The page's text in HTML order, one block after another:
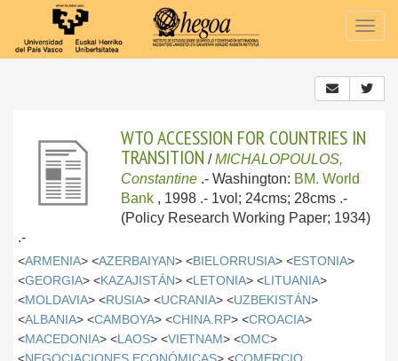
WTO ACCESSION FOR COUNTRIES IN
TRANSITION /MICHALOPOULOS,
Constantine .- Washington: BM. World
Bank , 1998 .- 1vol; 24cms; 28cms .-
(Policy Research Working Paper; 1934)
.-
<ARMENIA> <AZERBAIYAN> <BIELORRUSIA> <ESTONIA>
<GEORGIA> <KAZAJISTÁN> <LETONIA> <LITUANIA>
<MOLDAVIA> <RUSIA> <UCRANIA> <UZBEKISTÁN>
<ALBANIA> <CAMBOYA> <CHINA.RP> <CROACIA>
<MACEDONIA> <LAOS> <VIETNAM> <OMC>